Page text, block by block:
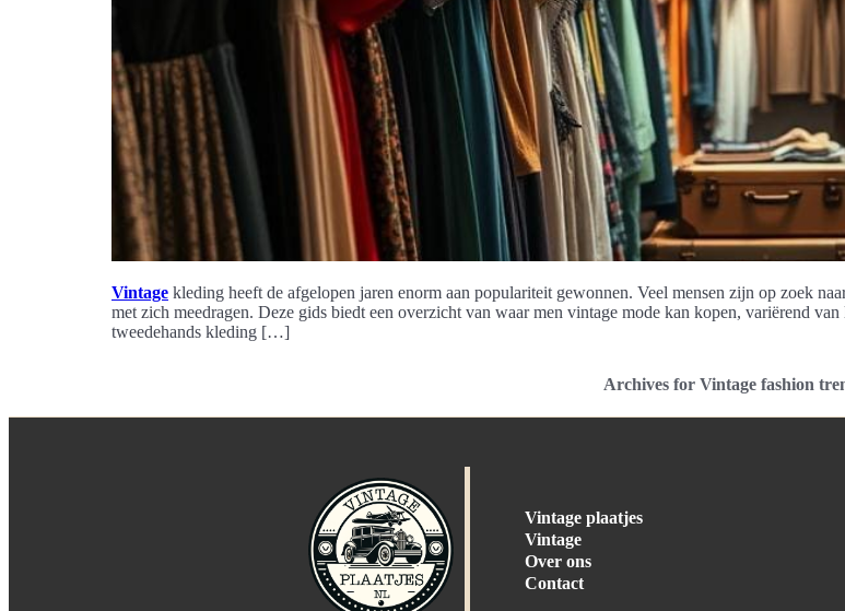
Vintage kleding heeft de afgelopen jaren enorm aan populariteit gewonnen. Veel mensen zijn op zoek
met zich meedragen. Deze gids biedt een overzicht van waar men vintage mode kan kopen, variërend
tweedehands kleding […]
Archives for Vintage fashion
Vintage plaatjes
Vintage
Over ons
Contact